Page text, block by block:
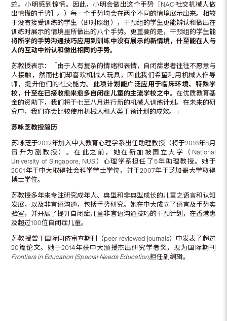
蛇。小明感到惊慌。因此，小明会做出这个手势［NAO社交机械人做
出惊慌的手势］。）每一个手势均会在两个不同的情境展示出来。相较
于没有接受训练的学生（即对照组），干预组的学生更能辨认和做出在
训练时展示的情境里所做出的八个手势。更重要的是，干预组的学生能
将所学的手势沟通技巧应用到训练中没有展示的新情境，什至能在人与
人的互动中辨认和做出相同的手势。
苏教授表示：「由于人有复杂的情绪和表情，自闭症患者往往不愿意与
人接触，然而他们却喜欢机械人玩具，因此我们希望利用机械人作导
师，提升他们的社交能力。 此项计划能广泛应用于临床环境、特殊学
校，什至在已接收愈来愈多自闭症儿童的主流学校之中。 在优质教育基
金的资助下，我们将于七至八月进行新的机械人训练计划。在未来的研
究中，我们亦会比较使用机械人和人类干预计划的成效。」
苏咏芝教授简历
苏咏芝于2012年加入中大教育心理学系出任助理教授（将于2016年8月
晋升为副教授）。在此之前，她在新加坡国立大学（National
University of Singapore, NUS）心理学系担任了5年助理教授。她于
2001年于中大取得社会科学学士学位，并于2007年于芝加哥大学取得
博士学位。
苏教授多年来专注研究成年人、典型和非典型成长的儿童之语言和认知
发展，以及非言语沟通，包括手势研究。她在中大成立了语言及手势实
验室，并开展了提升自闭症儿童非言语沟通技巧的干预计划，在香港惠
及超过100位自闭症儿童。
苏教授曾于国际同侪审查期刊（peer-reviewed journals）中发表了超过
20篇论文。她于2014年获中大颁授杰出研究学者奖，现为国际期刊
Frontiers in Education (Special Needs Education)担任副编辑。